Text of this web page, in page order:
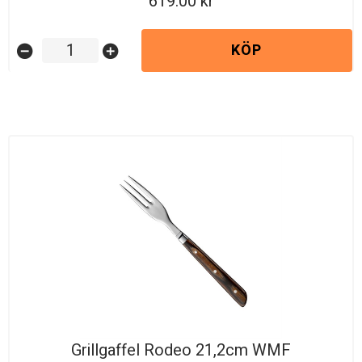
remove_circle add_circle KÖP
Grillgaffel Rodeo 21,2cm WMF